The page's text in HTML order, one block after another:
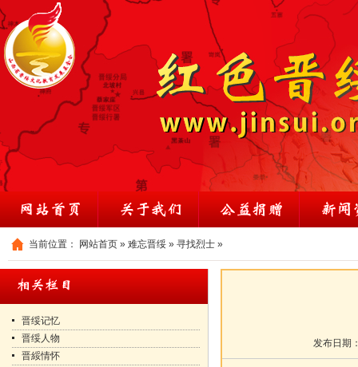
当前位置： 网站首页 » 难忘晋绥 » 寻找烈士 »
晋绥记忆
晋绥人物
晋綏情怀
发布日期